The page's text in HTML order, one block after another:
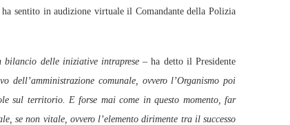
sentito in audizione virtuale il Comandante della Polizia
bilancio delle iniziative intraprese –ha detto il Presidente
comunale, ovvero l’Organismo poi
sul territorio. E forse mai come in questo momento, far
se non vitale, ovvero l’elemento dirimente tra il successo